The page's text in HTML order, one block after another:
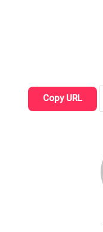
Copy URL